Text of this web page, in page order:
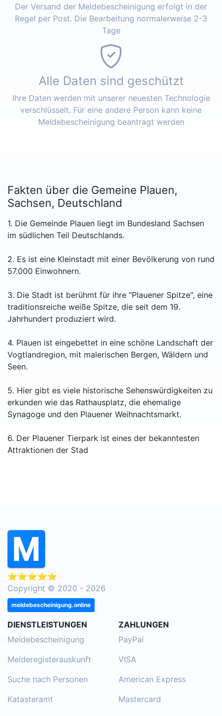
Der Versand der Meldebescheinigung erfolgt in der
Regel per Post. Die Bearbeitung normalerweise 2-3
Tage
Alle Daten sind geschützt
Ihre Daten werden mit unserer neuesten Technologie
verschlüsselt. Für eine andere Person kann keine
Meldebescheinigung beantragt werden
Fakten über die Gemeine Plauen,
Sachsen, Deutschland
1. Die Gemeinde Plauen liegt im Bundesland Sachsen
im südlichen Teil Deutschlands.
2. Es ist eine Kleinstadt mit einer Bevölkerung von rund
57.000 Einwohnern.
3. Die Stadt ist berühmt für ihre "Plauener Spitze", eine
traditionsreiche weiße Spitze, die seit dem 19.
Jahrhundert produziert wird.
4. Plauen ist eingebettet in eine schöne Landschaft der
Vogtlandregion, mit malerischen Bergen, Wäldern und
Seen.
5. Hier gibt es viele historische Sehenswürdigkeiten zu
erkunden wie das Rathausplatz, die ehemalige
Synagoge und den Plauener Weihnachtsmarkt.
6. Der Plauener Tierpark ist eines der bekanntesten
Attraktionen der Stad
⭐⭐⭐⭐⭐
Copyright © 2020 - 2026
meldebescheinigung.online
DIENSTLEISTUNGEN
Meldebescheinigung
Melderegisterauskunft
Suche nach Personen
Katasteramt
ZAHLUNGEN
PayPal
VISA
American Express
Mastercard